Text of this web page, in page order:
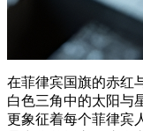
在菲律宾国旗的赤红
白色三角中的太阳与
更象征着每个菲律宾